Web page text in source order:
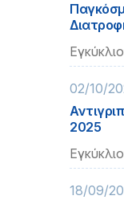
02/10/
2025
18/09/